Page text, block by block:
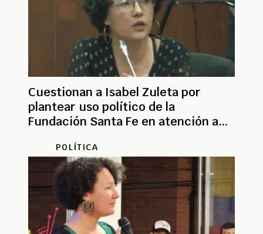
Cuestionan a Isabel Zuleta por
plantear uso político de la
Fundación Santa Fe en atención a
POLÍTICA